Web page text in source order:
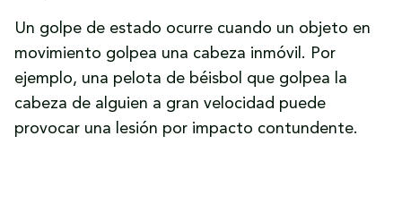
Un golpe de estado ocurre cuando un objeto en
movimiento golpea una cabeza inmóvil. Por
ejemplo, una pelota de béisbol que golpea la
cabeza de alguien a gran velocidad puede
provocar una lesión por impacto contundente.